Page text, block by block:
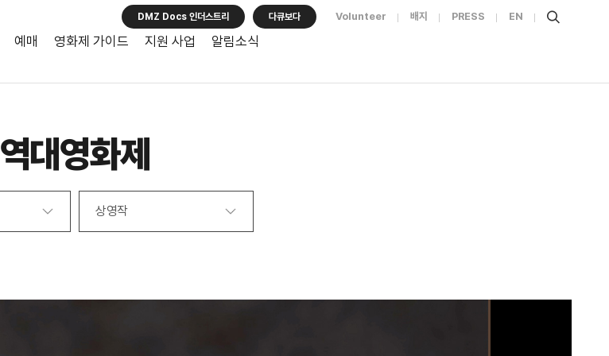
예매 영화제 가이드 지원 사업 알림소식
DMZ Docs 인더스트리 다큐보다 Volunteer 배지 PRESS EN
역대영화제
상영작